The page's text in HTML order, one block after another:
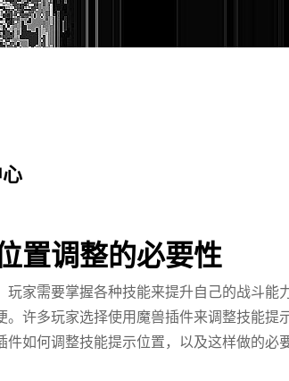
置调整的必要性
家需要掌握各种技能来提升自己的战斗能
许多玩家选择使用魔兽插件来调整技能提
如何调整技能提示位置，以及这样做的必要